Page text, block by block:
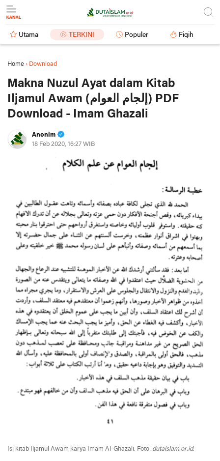
Utama TERKINI Populer Fiqih
Home › Download
Makna Nuzul Ayat dalam Kitab
Iljamul Awam (إلجام العوام) PDF
Download - Imam Ghazali
Anonim
18 Feb 2020, 16:27 WIB
Isi kitab Iljamul Awam karya Imam Al-Ghazali. Foto: dutaislam.or.id.